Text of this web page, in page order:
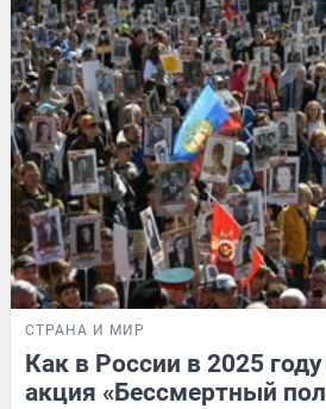
СТРАНА И МИР
Как в России в 2025
акция «Бессмертный